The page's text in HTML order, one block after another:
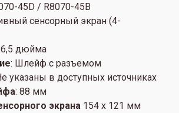
45D / R8070-45B
сенсорный экран (4-
дюйма
: Шлейф с разъемом
указаны в доступных источниках
: 88 мм
экрана154 х 121 мм